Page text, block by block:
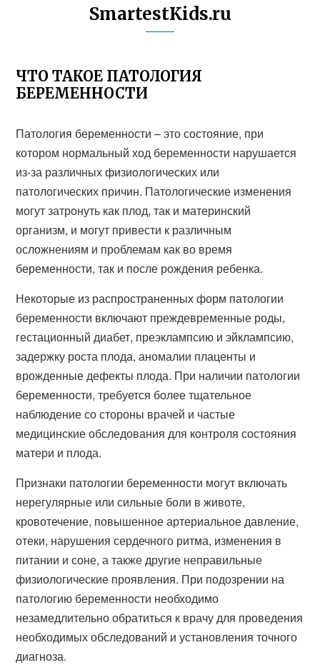
SmartestKids.ru
ЧТО ТАКОЕ ПАТОЛОГИЯ
БЕРЕМЕННОСТИ
Патология беременности – это состояние, при
котором нормальный ход беременности нарушается
из-за различных физиологических или
патологических причин. Патологические изменения
могут затронуть как плод, так и материнский
организм, и могут привести к различным
осложнениям и проблемам как во время
беременности, так и после рождения ребенка.
Некоторые из распространенных форм патологии
беременности включают преждевременные роды,
гестационный диабет, преэклампсию и эйклампсию,
задержку роста плода, аномалии плаценты и
врожденные дефекты плода. При наличии патологии
беременности, требуется более тщательное
наблюдение со стороны врачей и частые
медицинские обследования для контроля состояния
матери и плода.
Признаки патологии беременности могут включать
нерегулярные или сильные боли в животе,
кровотечение, повышенное артериальное давление,
отеки, нарушения сердечного ритма, изменения в
питании и соне, а также другие неправильные
физиологические проявления. При подозрении на
патологию беременности необходимо
незамедлительно обратиться к врачу для проведения
необходимых обследований и установления точного
диагноза.